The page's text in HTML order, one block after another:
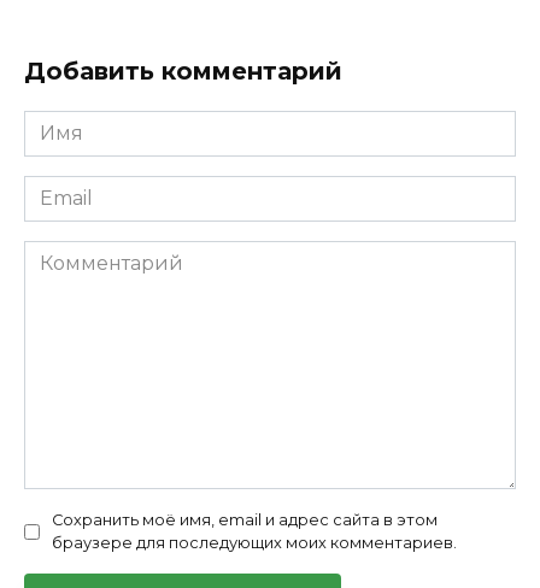
Добавить комментарий
Имя
*
Email
*
Комментарий
Сохранить моё имя, email и адрес сайта в этом
браузере для последующих моих комментариев.